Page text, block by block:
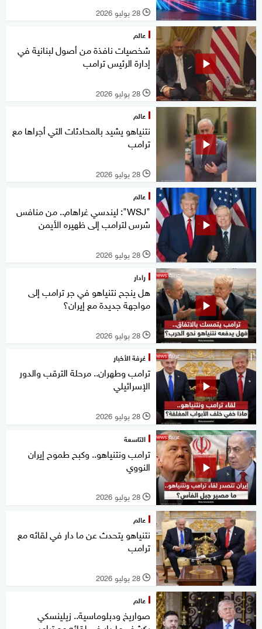
l 28 يوليو 2026
عالم
شخصيات نافذة من أصول لبنانية في
إدارة الرئيس ترامب
l 28 يوليو 2026
عالم
نتنياهو يشيد بالمحادثات التي أجراها مع
ترامب
l 28 يوليو 2026
عالم
"WSJ": ليندسي غراهام.. من منافس
شرس لترامب إلى ظهيره الأيمن
l 28 يوليو 2026
رادار
هل ينجح نتنياهو في جر ترامب إلى
مواجهة جديدة مع إيران؟
l 28 يوليو 2026
غرفة الأخبار
ترامب وطهران.. مرحلة الترقب والدور
الإسرائيلي
l 28 يوليو 2026
التاسعة
ترامب ونتنياهو.. وكبح طموح إيران
النووي
l 28 يوليو 2026
عالم
نتنياهو يتحدث عن ما دار في لقائه مع
ترامب
l 28 يوليو 2026
عالم
صواريخ ودبلوماسية.. زيلينسكي